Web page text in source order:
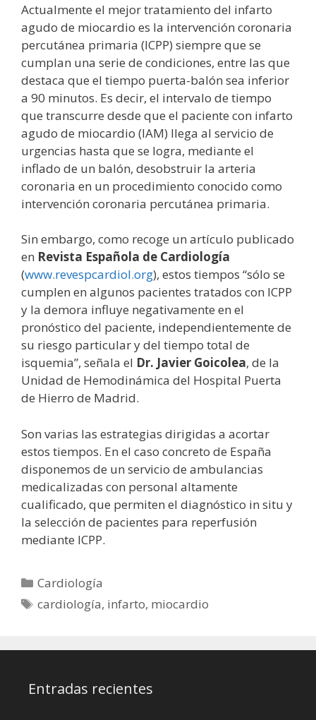
Actualmente el mejor tratamiento del infarto
agudo de miocardio es la intervención coronaria
percutánea primaria (ICPP) siempre que se
cumplan una serie de condiciones, entre las que
destaca que el tiempo puerta-balón sea inferior
a 90 minutos. Es decir, el intervalo de tiempo
que transcurre desde que el paciente con infarto
agudo de miocardio (IAM) llega al servicio de
urgencias hasta que se logra, mediante el
inflado de un balón, desobstruir la arteria
coronaria en un procedimiento conocido como
intervención coronaria percutánea primaria.
Sin embargo, como recoge un artículo publicado
en Revista Española de Cardiología
(www.revespcardiol.org), estos tiempos “sólo se
cumplen en algunos pacientes tratados con ICPP
y la demora influye negativamente en el
pronóstico del paciente, independientemente de
su riesgo particular y del tiempo total de
isquemia”, señala el Dr. Javier Goicolea, de la
Unidad de Hemodinámica del Hospital Puerta
de Hierro de Madrid.
Son varias las estrategias dirigidas a acortar
estos tiempos. En el caso concreto de España
disponemos de un servicio de ambulancias
medicalizadas con personal altamente
cualificado, que permiten el diagnóstico in situ y
la selección de pacientes para reperfusión
mediante ICPP.
Categorías
Cardiología
Etiquetas
cardiología, infarto, miocardio
Entradas recientes